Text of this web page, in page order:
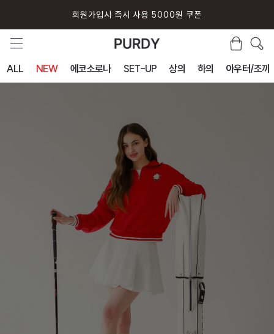
회원가입시 즉시 사용 5000원 쿠폰
ALL NEW 에코소로나 SET-UP 상의 하의 아우터/조끼